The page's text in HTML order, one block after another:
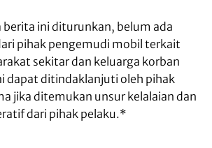
berita ini diturunkan, belum ada
pihak pengemudi mobil terkait
sekitar dan keluarga korban
dapat ditindaklanjuti oleh pihak
jika ditemukan unsur kelalaian dan
dari pihak pelaku.*